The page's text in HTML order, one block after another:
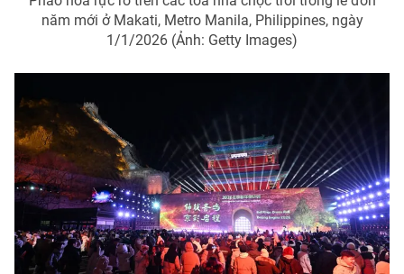
năm mới ở Makati, Metro Manila, Philippines, ngày
1/1/2026 (Ảnh: Getty Images)